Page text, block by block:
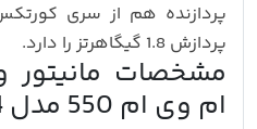
پردازش 1.8 گیگاهرتز را دارد.
مشخصات مانیتور
ام وی ام 550 مدل DM 04